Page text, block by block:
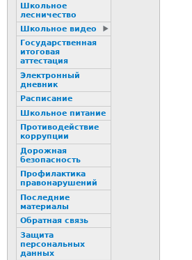
Школьное
лесничество
Школьное видео
Государственная
итоговая
аттестация
Электронный
дневник
Расписание
Школьное питание
Пpотиводействие
коppупции
Дорожная
безопасность
Профилактика
пpaвонаpушений
Последние
материалы
Обратная связь
Защита
персональных
данных